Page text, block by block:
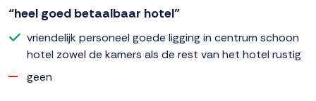
“heel goed betaalbaar hotel”
vriendelijk personeel goede ligging in centrum schoon
hotel zowel de kamers als de rest van het hotel rustig
geen